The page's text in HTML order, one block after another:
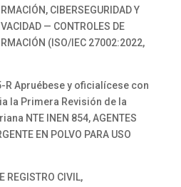
CIBERSEGURIDAD Y
— CONTROLES DE
(ISO/IEC 27002:2022,
R Apruébese y oficialícese con
la Primera Revisión de la
NTE INEN 854, AGENTES
EN POLVO PARA USO
REGISTRO CIVIL,